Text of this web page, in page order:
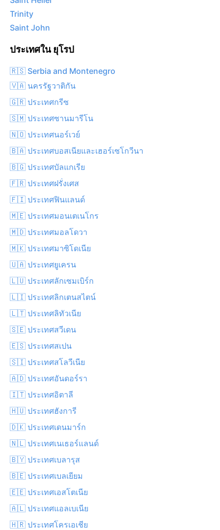
Trinity
Saint John
ประเทศใน ยุโรป
🇷🇸 Serbia and Montenegro
🇻🇦 นครรัฐวาติกัน
🇬🇷 ประเทศกรีซ
🇸🇲 ประเทศซานมารีโน
🇳🇴 ประเทศนอร์เวย์
🇧🇦 ประเทศบอสเนียและเฮอร์เซโกวีนา
🇧🇬 ประเทศบัลแกเรีย
🇫🇷 ประเทศฝรั่งเศส
🇫🇮 ประเทศฟินแลนด์
🇲🇪 ประเทศมอนเตเนโกร
🇲🇩 ประเทศมอลโดวา
🇲🇰 ประเทศมาซิโดเนีย
🇺🇦 ประเทศยูเครน
🇱🇺 ประเทศลักเซมเบิร์ก
🇱🇮 ประเทศลิกเตนสไตน์
🇱🇹 ประเทศลิทัวเนีย
🇸🇪 ประเทศสวีเดน
🇪🇸 ประเทศสเปน
🇸🇮 ประเทศสโลวีเนีย
🇦🇩 ประเทศอันดอร์รา
🇮🇹 ประเทศอิตาลี
🇭🇺 ประเทศฮังการี
🇩🇰 ประเทศเดนมาร์ก
🇳🇱 ประเทศเนเธอร์แลนด์
🇧🇾 ประเทศเบลารุส
🇧🇪 ประเทศเบลเยียม
🇪🇪 ประเทศเอสโตเนีย
🇦🇱 ประเทศแอลเบเนีย
🇭🇷 ประเทศโครเอเชีย